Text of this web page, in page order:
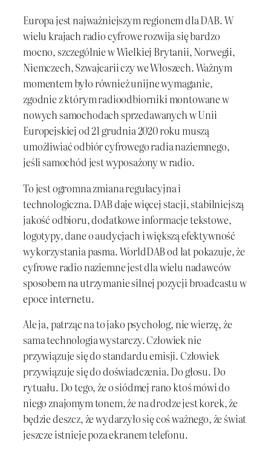
Europa jest najważniejszym regionem dla DAB. W
wielu krajach radio cyfrowe rozwija się bardzo
mocno, szczególnie w Wielkiej Brytanii, Norwegii,
Niemczech, Szwajcarii czy we Włoszech. Ważnym
momentem było również unijne wymaganie,
zgodnie z którym radioodbiorniki montowane w
nowych samochodach sprzedawanych w Unii
Europejskiej od 21 grudnia 2020 roku muszą
umożliwiać odbiór cyfrowego radia naziemnego,
jeśli samochód jest wyposażony w radio.
To jest ogromna zmiana regulacyjna i
technologiczna. DAB daje więcej stacji, stabilniejszą
jakość odbioru, dodatkowe informacje tekstowe,
logotypy, dane o audycjach i większą efektywność
wykorzystania pasma. WorldDAB od lat pokazuje, że
cyfrowe radio naziemne jest dla wielu nadawców
sposobem na utrzymanie silnej pozycji broadcastu w
epoce internetu.
Ale ja, patrząc na to jako psycholog, nie wierzę, że
sama technologia wystarczy. Człowiek nie
przywiązuje się do standardu emisji. Człowiek
przywiązuje się do doświadczenia. Do głosu. Do
rytuału. Do tego, że o siódmej rano ktoś mówi do
niego znajomym tonem, że na drodze jest korek, że
będzie deszcz, że wydarzyło się coś ważnego, że świat
jeszcze istnieje poza ekranem telefonu.